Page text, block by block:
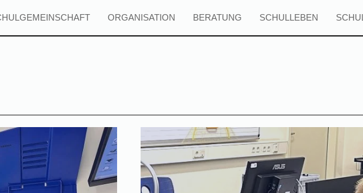
ORGANISATION BERATUNG SCHULLEBEN